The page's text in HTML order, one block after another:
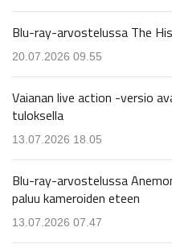
Blu-ray-arvostelussa The
20.07.2026 09.55
Vaianan live action -versio
tuloksella
13.07.2026 18.05
Blu-ray-arvostelussa
paluu kameroiden eteen
13.07.2026 07.47